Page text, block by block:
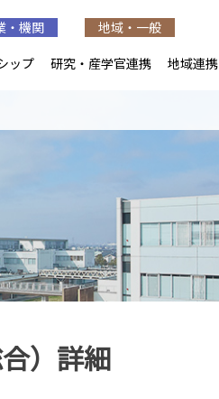
）詳細
・機関
地域・一般
ップ 研究・産学官連携 地域連携